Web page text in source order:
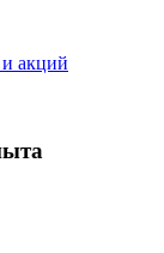
и акций